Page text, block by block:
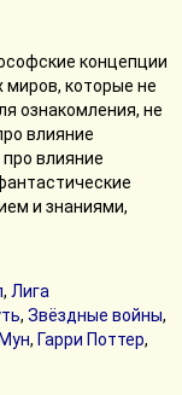
концепции
миров, которые не
ознакомления, не
влияние
влияние
и знаниями,
, Лига
, Звёздные войны,
, Гарри Поттер,